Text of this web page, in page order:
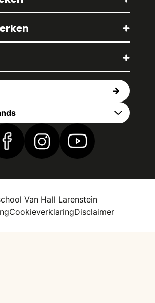
Vind ons op Facebook
Vind ons op Instagram
Vind ons op
Van Hall Larenstein
CookieverklaringDisclaimer